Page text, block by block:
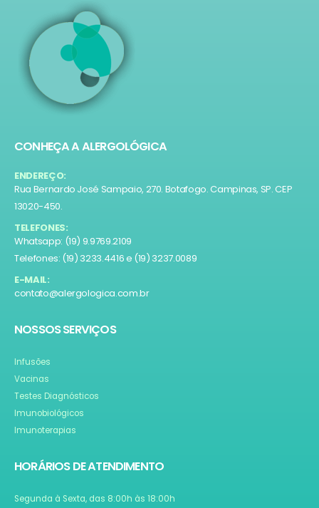
CONHEÇA A ALERGOLÓGICA
ENDEREÇO:
Rua Bernardo José Sampaio, 270. Botafogo. Campinas, SP. CEP
13020-450.
TELEFONES:
Whatsapp: (19) 9.9769.2109
Telefones: (19) 3233.4416 e (19) 3237.0089
E-MAIL:
contato@alergologica.com.br
NOSSOS SERVIÇOS
Infusões
Vacinas
Testes Diagnósticos
Imunobiológicos
Imunoterapias
HORÁRIOS DE ATENDIMENTO
Segunda à Sexta, das 8:00h às 18:00h